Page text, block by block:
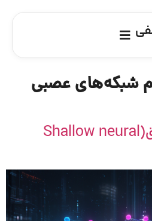
شبکه‌های عصبی
شبکه عصبی کم‌عمق(Shallow neural